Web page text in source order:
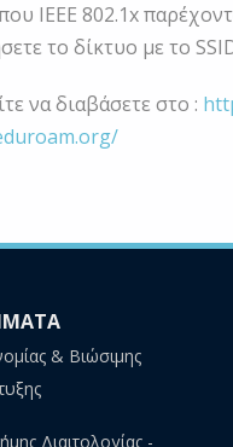
ΙΕΕΕ 802.1x
το δίκτυο με το
να διαβάσετε στο :
& Βιώσιμης
Διαιτολογίας -